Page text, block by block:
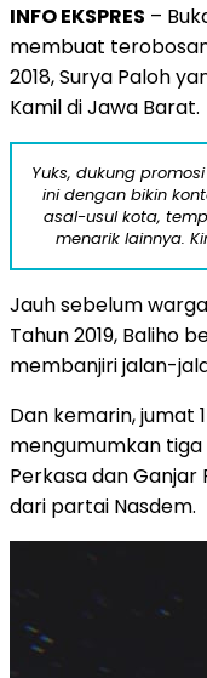
INFO EKSPRES –
membuat
2018, Surya Paloh
Kamil di Jawa Barat.
Yuks, dukung
ini dengan bikin
asal-usul kota,
menarik lainnya.
Jauh sebelum
Tahun 2019, Baliho
membanjiri jalan-
Dan kemarin, jumat
mengumumkan tiga
Perkasa dan
dari partai Nasdem.